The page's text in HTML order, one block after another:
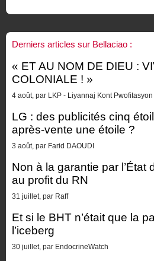
Derniers articles sur Bellaciao :
« ET AU NOM DE DIEU :
COLONIALE ! »
4 août, par LKP - Liyannaj Kont Pwofitasyon
LG : des publicités cinq
après-vente une étoile ?
3 août, par Farid DAOUDI
Non à la garantie par l’État
au profit du RN
31 juillet, par Raff
Et si le BHT n’était que la
l’iceberg
30 juillet, par EndocrineWatch